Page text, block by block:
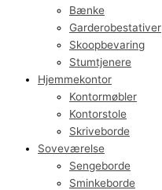
Bænke
Garderobestativer
Skoopbevaring
Stumtjenere
Hjemmekontor
Kontormøbler
Kontorstole
Skriveborde
Soveværelse
Sengeborde
Sminkeborde